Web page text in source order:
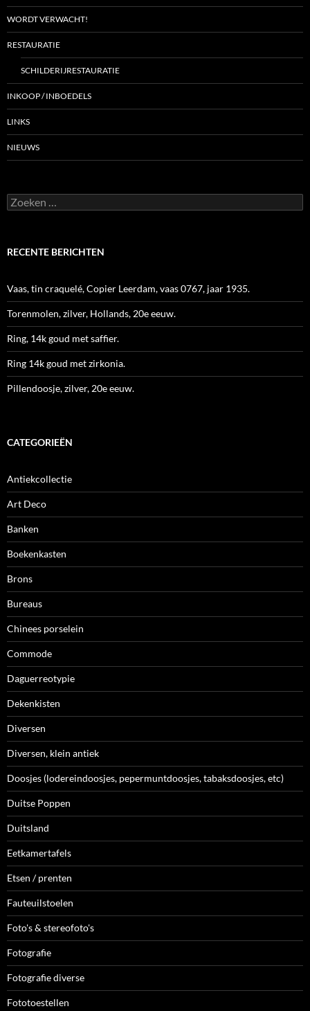
WORDT VERWACHT!
RESTAURATIE
SCHILDERIJRESTAURATIE
INKOOP / INBOEDELS
LINKS
NIEUWS
Zoeken
naar:
RECENTE BERICHTEN
Vaas, tin craquelé, Copier Leerdam, vaas 0767, jaar 1935.
Torenmolen, zilver, Hollands, 20e eeuw.
Ring, 14k goud met saffier.
Ring 14k goud met zirkonia.
Pillendoosje, zilver, 20e eeuw.
CATEGORIEËN
Antiekcollectie
Art Deco
Banken
Boekenkasten
Brons
Bureaus
Chinees porselein
Commode
Daguerreotypie
Dekenkisten
Diversen
Diversen, klein antiek
Doosjes (lodereindoosjes, pepermuntdoosjes, tabaksdoosjes, etc)
Duitse Poppen
Duitsland
Eetkamertafels
Etsen / prenten
Fauteuilstoelen
Foto's & stereofoto's
Fotografie
Fotografie diverse
Fototoestellen